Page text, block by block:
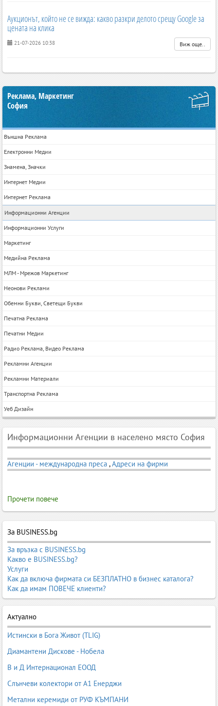
Аукционът, който не се вижда: какво разкри делото срещу Google за
цената на клика
21-07-2026 10:38 Виж още..
Реклама, Маркетинг
София
Външна Реклама
Електронни Медии
Знамена, Значки
Интернет Медии
Интернет Реклама
Информационни Агенции
Информационни Услуги
Маркетинг
Медийна Реклама
МЛМ - Мрежов Маркетинг
Неонови Реклами
Обемни Букви, Светещи Букви
Печатна Реклама
Печатни Медии
Радио Реклама, Видео Реклама
Рекламни Агенции
Рекламни Материали
Транспортна Реклама
Уеб Дизайн
Информационни Агенции в населено място София
Агенции - международна преса ,Адреси на фирми
Прочети повече
За BUSINESS.bg
За връзка с BUSINESS.bg
Какво е BUSINESS.bg?
Услуги
Как да включа фирмата си БЕЗПЛАТНО в бизнес каталога?
Как да имам ПОВЕЧЕ клиенти?
Актуално
Истински в Бога Живот (TLIG)
Диамантени Дискове - Нобела
В и Д Интернационал ЕООД
Слънчеви колектори от А1 Енерджи
Метални керемиди от РУФ КЪМПАНИ